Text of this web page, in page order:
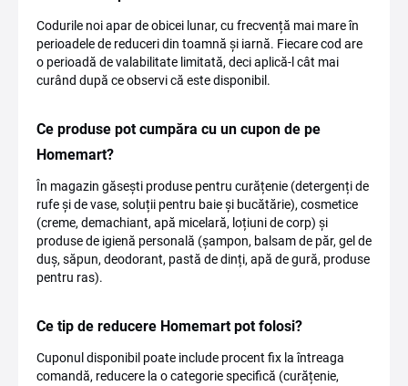
Codurile noi apar de obicei lunar, cu frecvență mai mare în
perioadele de reduceri din toamnă și iarnă. Fiecare cod are
o perioadă de valabilitate limitată, deci aplică-l cât mai
curând după ce observi că este disponibil.
Ce produse pot cumpăra cu un cupon de pe
Homemart?
În magazin găsești produse pentru curățenie (detergenți de
rufe și de vase, soluții pentru baie și bucătărie), cosmetice
(creme, demachiant, apă micelară, loțiuni de corp) și
produse de igienă personală (șampon, balsam de păr, gel de
duș, săpun, deodorant, pastă de dinți, apă de gură, produse
pentru ras).
Ce tip de reducere Homemart pot folosi?
Cuponul disponibil poate include procent fix la întreaga
comandă, reducere la o categorie specifică (curățenie,